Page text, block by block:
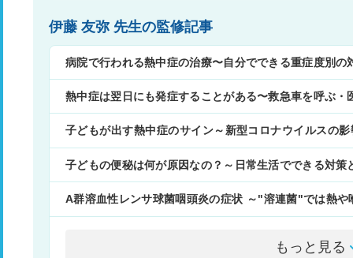
伊藤 友弥 先生の監修記事
病院で行われる熱中症の治療〜自分でできる重症度別の
熱中症は翌日にも発症することがある〜救急車を呼ぶ・
子どもが出す熱中症のサイン～新型コロナウイルスの
子どもの便秘は何が原因なの？～日常生活でできる対策
A群溶血性レンサ球菌咽頭炎の症状 ～"溶連菌"では熱
もっと見る